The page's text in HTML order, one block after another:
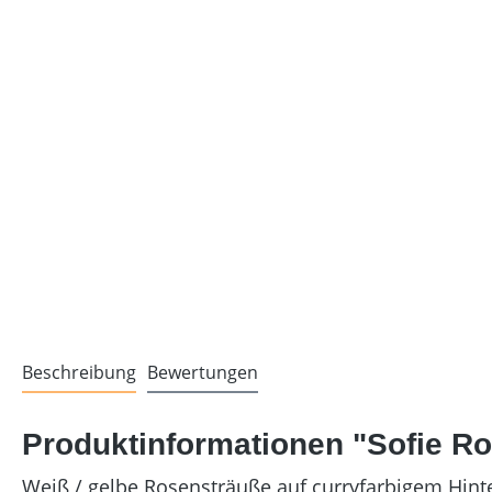
Beschreibung Bewertungen
Produktinformationen "Sofie
Weiß / gelbe Rosensträuße auf curryfarbigem